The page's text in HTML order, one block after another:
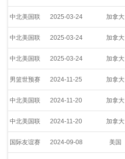
中北美国联 2025-03-24 加拿大
中北美国联 2025-03-24 加拿大
中北美国联 2025-03-24 加拿大
男篮世预赛 2024-11-25 加拿大
中北美国联 2024-11-20 加拿大
中北美国联 2024-11-20 加拿大
国际友谊赛 2024-09-08 美国